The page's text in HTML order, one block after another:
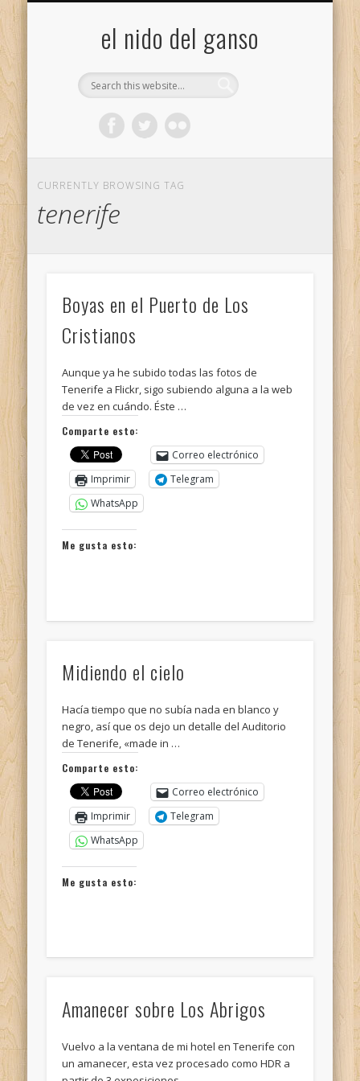
el nido del ganso
CURRENTLY BROWSING TAG
tenerife
Boyas en el Puerto de Los
Cristianos
Aunque ya he subido todas las fotos de
Tenerife a Flickr, sigo subiendo alguna a la web
de vez en cuándo. Éste …
Comparte esto:
Correo electrónico
Imprimir
Telegram
WhatsApp
Me gusta esto:
Midiendo el cielo
Hacía tiempo que no subía nada en blanco y
negro, así que os dejo un detalle del Auditorio
de Tenerife, «made in …
Comparte esto:
Correo electrónico
Imprimir
Telegram
WhatsApp
Me gusta esto:
Amanecer sobre Los Abrigos
Vuelvo a la ventana de mi hotel en Tenerife con
un amanecer, esta vez procesado como HDR a